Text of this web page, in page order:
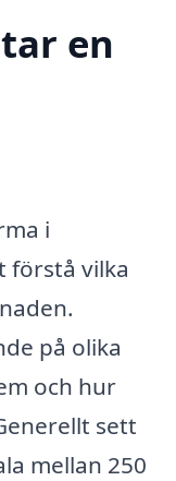
en
i
förstå vilka
på olika
och hur
sett
mellan 250